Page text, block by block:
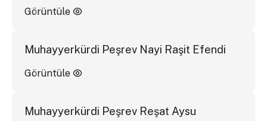
Görüntüle
Muhayyerkürdi Peşrev Nayi Raşit Efendi
Görüntüle
Muhayyerkürdi Peşrev Reşat Aysu